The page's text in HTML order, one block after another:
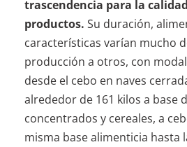
trascendencia para la
productos. Su duración,
características varían mucho
producción a otros, con
desde el cebo en naves
alrededor de 161 kilos a base
concentrados y cereales, a
misma base alimenticia hasta